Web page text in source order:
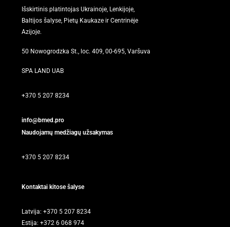
Išskirtinis platintojas Ukrainoje, Lenkijoje,
Baltijos šalyse, Pietų Kaukaze ir Centrinėje
Azijoje.
50 Nowogrodzka St., loc. 409, 00-695, Varšuva
SPA LAND UAB
+370 5 207 8234
info@bmed.pro
Naudojamų medžiagų užsakymas
+370 5 207 8234
Kontaktai kitose šalyse
Latvija: +370 5 207 8234
Estija: +372 6 068 974